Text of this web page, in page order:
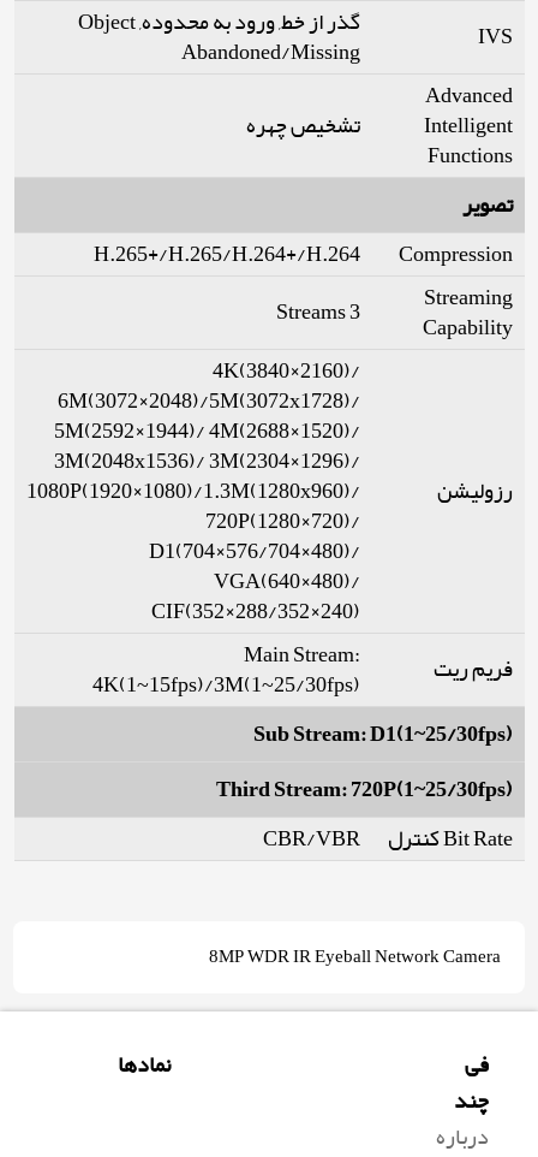
IVS
گذر از خط, ورود به محدوده, Object
Abandoned/Missing
Advanced
Intelligent
Functions
تشخیص چهره
تصویر
Compression
H.265+/H.265/H.264+/H.264
Streaming
Capability
3 Streams
رزولیشن
4K(3840×2160)/
6M(3072×2048)/5M(3072x1728)/
5M(2592×1944)/ 4M(2688×1520)/
3M(2048x1536)/ 3M(2304×1296)/
1080P(1920×1080)/1.3M(1280x960)/
720P(1280×720)/
D1(704×576/704×480)/
VGA(640×480)/
CIF(352×288/352×240)
فریم ریت
Main Stream:
4K(1~15fps)/3M(1~25/30fps)
Sub Stream: D1(1~25/30fps)
Third Stream: 720P(1~25/30fps)
Bit Rate کنترل
CBR/VBR
8MP WDR IR Eyeball Network Camera
فی
چند
درباره
نمادها